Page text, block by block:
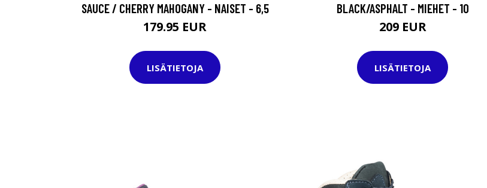
SAUCE / CHERRY MAHOGANY - NAISET - 6,5
179.95 EUR
LISÄTIETOJA
BLACK/ASPHALT - MIEHET - 10
209 EUR
LISÄTIETOJA